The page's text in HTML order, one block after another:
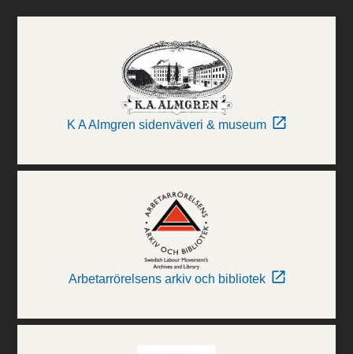
K A Almgren sidenväveri & museum
Arbetarrörelsens arkiv och bibliotek